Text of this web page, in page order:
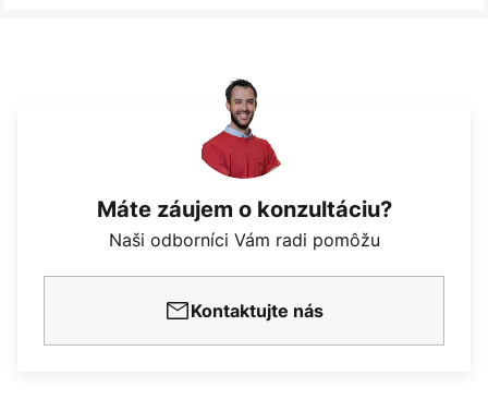
Máte záujem o konzultáciu?
Naši odborníci Vám radi pomôžu
Kontaktujte nás